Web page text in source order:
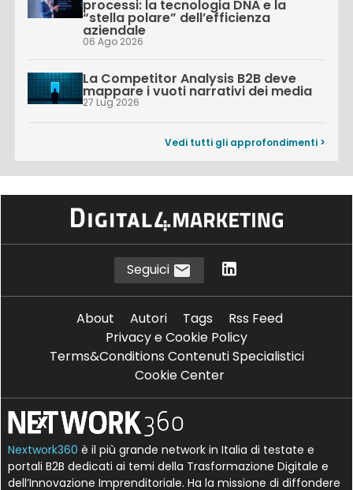
processi: la tecnologia DNA e la
“stella polare” dell’efficienza
aziendale
06 Ago 2026
La Competitor Analysis B2B deve
mappare i vuoti narrativi dei media
27 Lug 2026
Vedi tutti gli approfondimenti >
Seguici
About Autori Tags
Rss Feed
Privacy e Cookie Policy
Terms&Conditions Contenuti Specialistici
Cookie Center
Nextwork360 è il più grande network in Italia di testate e
portali B2B dedicati ai temi della Trasformazione Digitale e
dell’Innovazione Imprenditoriale. Ha la missione di diffondere